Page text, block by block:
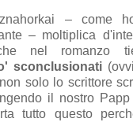
– come
– moltiplica
nel romanzo
sconclusionati
solo lo scrittore
il nostro
tutto questo